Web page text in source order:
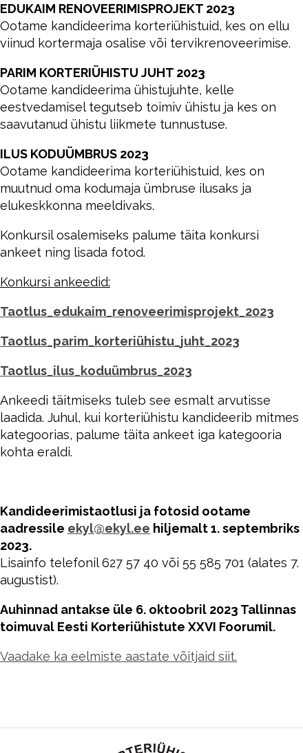
EDUKAIM RENOVEERIMISPROJEKT 2023
Ootame kandideerima korteriühistuid, kes on ellu
viinud kortermaja osalise või tervikrenoveerimise.
PARIM KORTERIÜHISTU JUHT 2023
Ootame kandideerima ühistujuhte, kelle
eestvedamisel tegutseb toimiv ühistu ja kes on
saavutanud ühistu liikmete tunnustuse.
ILUS KODUÜMBRUS 2023
Ootame kandideerima korteriühistuid, kes on
muutnud oma kodumaja ümbruse ilusaks ja
elukeskkonna meeldivaks.
Konkursil osalemiseks palume täita konkursi
ankeet ning lisada fotod.
Konkursi ankeedid:
Taotlus_edukaim_renoveerimisprojekt_2023
Taotlus_parim_korteriühistu_juht_2023
Taotlus_ilus_koduümbrus_2023
Ankeedi täitmiseks tuleb see esmalt arvutisse
laadida. Juhul, kui korteriühistu kandideerib mitmes
kategoorias, palume täita ankeet iga kategooria
kohta eraldi.
Kandideerimistaotlusi ja fotosid ootame
aadressile ekyl@ekyl.ee hiljemalt 1. septembriks
2023.
Lisainfo telefonil 627 57 40 või 55 585 701 (alates 7.
augustist).
Auhinnad antakse üle 6. oktoobril 2023 Tallinnas
toimuval Eesti Korteriühistute XXVI Foorumil.
Vaadake ka eelmiste aastate võitjaid siit.